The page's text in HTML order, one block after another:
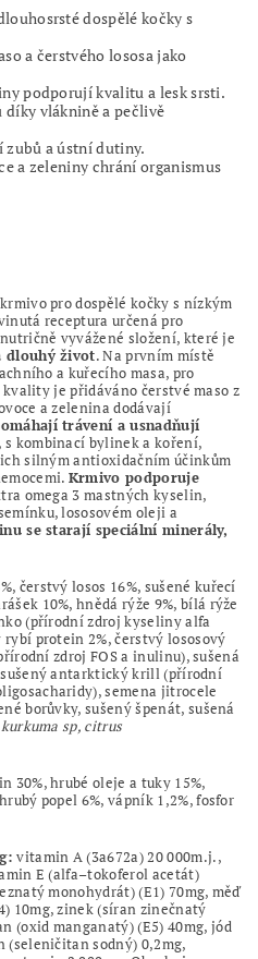
dospělé kočky s
a čerstvého lososa jako
podporují kvalitu a lesk srsti.
díky vláknině a pečlivě
a ústní dutiny.
a zeleniny chrání organismus
pro dospělé kočky s nízkým
receptura určená pro
vyvážené složení, které je
dlouhý život. Na prvním místě
a kuřecího masa, pro
je přidáváno čerstvé maso z
a zelenina dodávají
trávení a usnadňují
s kombinací bylinek a koření,
silným antioxidačním účinkům
Krmivo podporuje
omega 3 mastných kyselin,
lososovém oleji a
se starají speciální minerály,
čerstvý losos 16%, sušené kuřecí
10%, hnědá rýže 9%, bílá rýže
(přírodní zdroj kyseliny alfa
protein 2%, čerstvý lososový
zdroj FOS a inulinu), sušená
antarktický krill (přírodní
semena jitrocele
borůvky, sušený špenát, sušená
sp, citrus
30%, hrubé oleje a tuky 15%,
popel 6%, vápník 1,2%, fosfor
vitamin A (3a672a) 20 000m.j.,
E (alfa–tokoferol acetát)
monohydrát) (E1) 70mg, měď
10mg, zinek (síran zinečnatý
(oxid manganatý) (E5) 40mg, jód
(seleničitan sodný) 0,2mg,